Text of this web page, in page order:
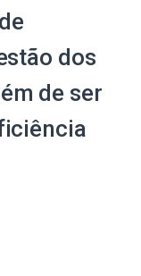
dos
de ser